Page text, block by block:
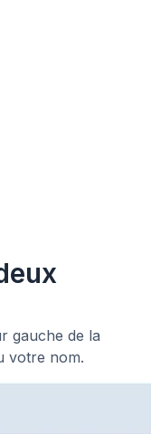
gauche de la
votre nom.